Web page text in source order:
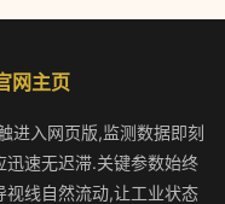
网主页
进入网页版,监测数据即刻
迅速无迟滞.关键参数始终
线自然流动,让工业状态